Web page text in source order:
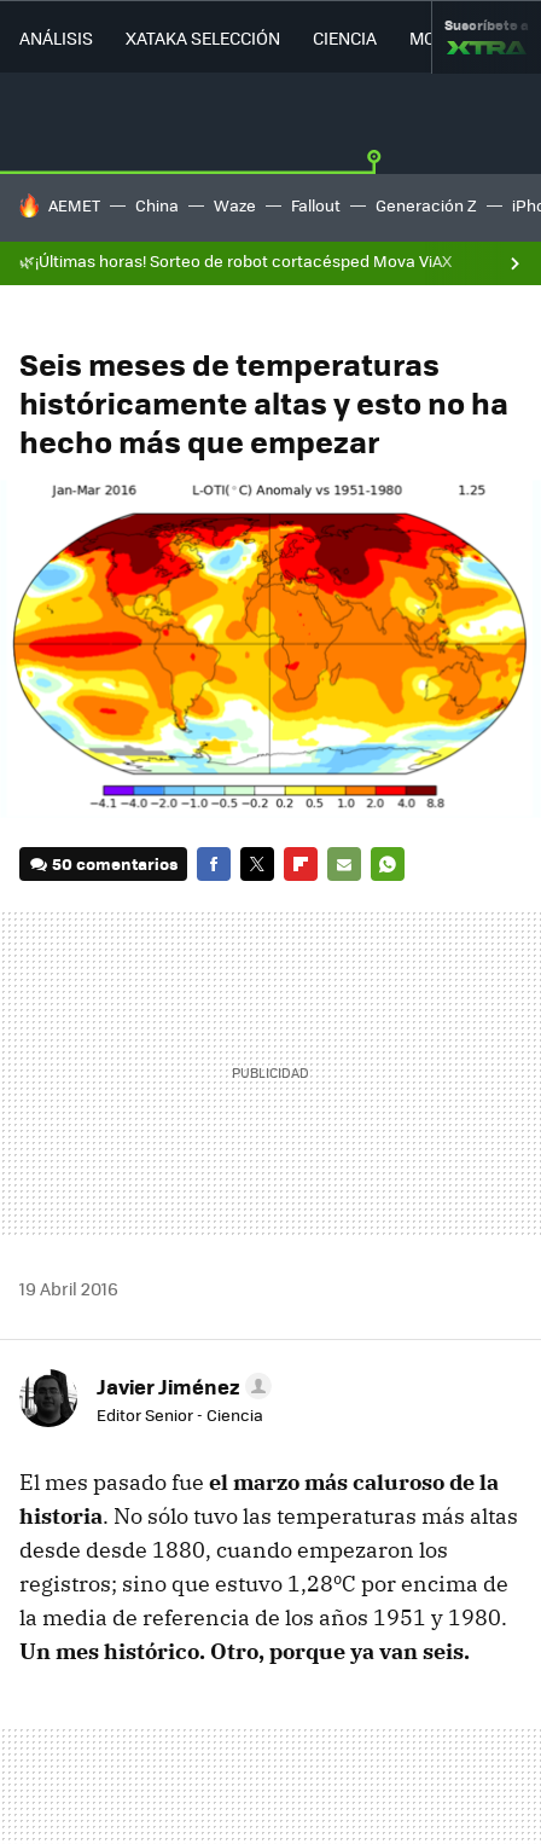
ANÁLISIS XATAKA SELECCIÓN CIENCIA MOVILIDAD
Suscríbete a
HOY SE HABLA DE
AEMET China Waze Fallout Generación Z
🌿¡Últimas horas! Sorteo de robot cortacésped Mova ViAX
Seis meses de temperaturas
históricamente altas y esto no ha
hecho más que empezar
50 comentarios
MAIL
19 Abril 2016
Javier Jiménez
Editor Senior - Ciencia
El mes pasado fue el marzo más caluroso de la
historia. No sólo tuvo las temperaturas más altas
desde desde 1880, cuando empezaron los
registros; sino que estuvo 1,28ºC por encima de
la media de referencia de los años 1951 y 1980.
Un mes histórico. Otro, porque ya van seis.